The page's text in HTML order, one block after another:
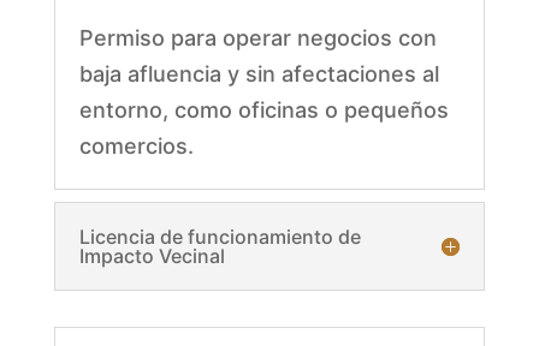
Permiso para operar negocios con
baja afluencia y sin afectaciones al
entorno, como oficinas o pequeños
comercios.
Licencia de funcionamiento de
Impacto Vecinal